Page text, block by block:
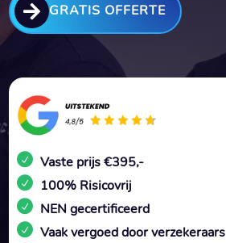
 GRATIS OFFERTE
Vaste prijs €395,-
100% Risicovrij
NEN gecertificeerd
Vaak vergoed door verzekeraars